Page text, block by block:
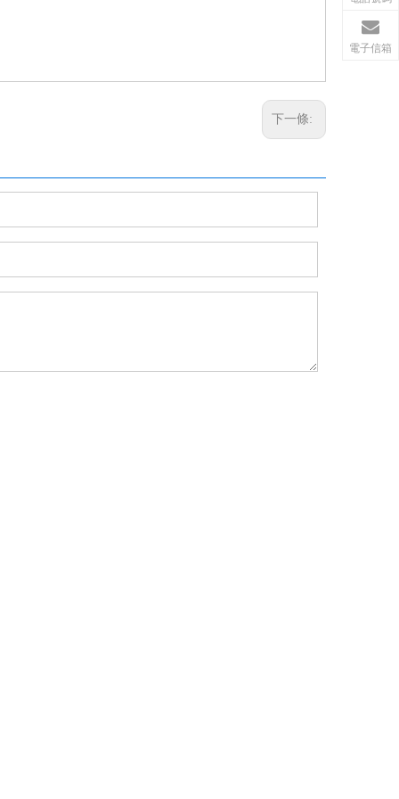
下一條:
電子信箱